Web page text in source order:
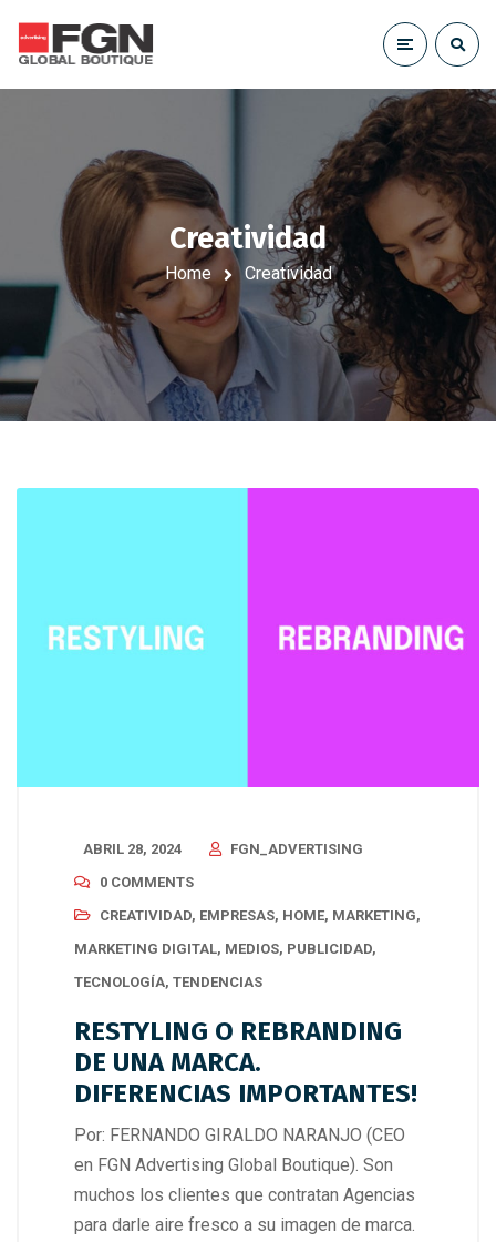
Creatividad
Home Creatividad
ABRIL 28, 2024
FGN_ADVERTISING
0 COMMENTS
CREATIVIDAD, EMPRESAS, HOME, MARKETING,
MARKETING DIGITAL, MEDIOS, PUBLICIDAD,
TECNOLOGÍA, TENDENCIAS
RESTYLING O REBRANDING
DE UNA MARCA.
DIFERENCIAS IMPORTANTES!
Por: FERNANDO GIRALDO NARANJO (CEO
en FGN Advertising Global Boutique). Son
muchos los clientes que contratan Agencias
para darle aire fresco a su imagen de marca.